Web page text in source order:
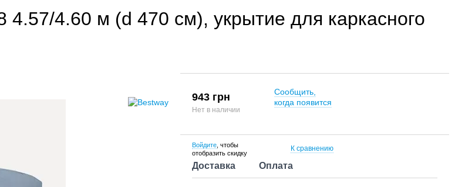
4.60 м (d 470 см), укрытие для каркасного
943 грн
Нет в наличии
Сообщить,
когда появится
Войдите , чтобы
отобразить скидку
К сравнению
Доставка Оплата